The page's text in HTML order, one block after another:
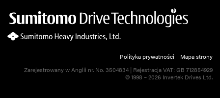
Polityka prywatności
Mapa strony
Zarejestrowany w Anglii nr. No. 3504834 | Rejestracja VAT: GB 712854929
© 1998 – 2026 Invertek Drives Ltd.